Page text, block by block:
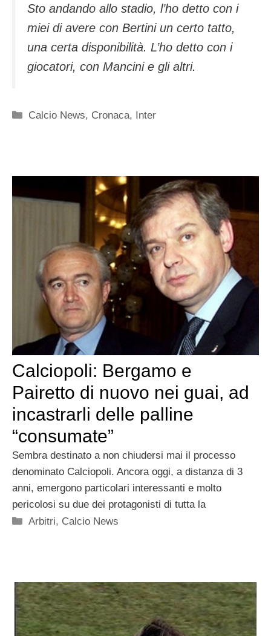
Sto andando allo stadio, l’ho detto con i
miei di avere con Bertini un certo tatto,
una certa disponibilità. L’ho detto con i
giocatori, con Mancini e gli altri.
Categorie
Calcio News, Cronaca, Inter
Calciopoli: Bergamo e
Pairetto di nuovo nei guai, ad
incastrarli delle palline
“consumate”
Sembra destinato a non chiudersi mai il processo
denominato Calciopoli. Ancora oggi, a distanza di 3
anni, emergono particolari interessanti e molto
pericolosi su due dei protagonisti di tutta la
Categorie
Arbitri, Calcio News